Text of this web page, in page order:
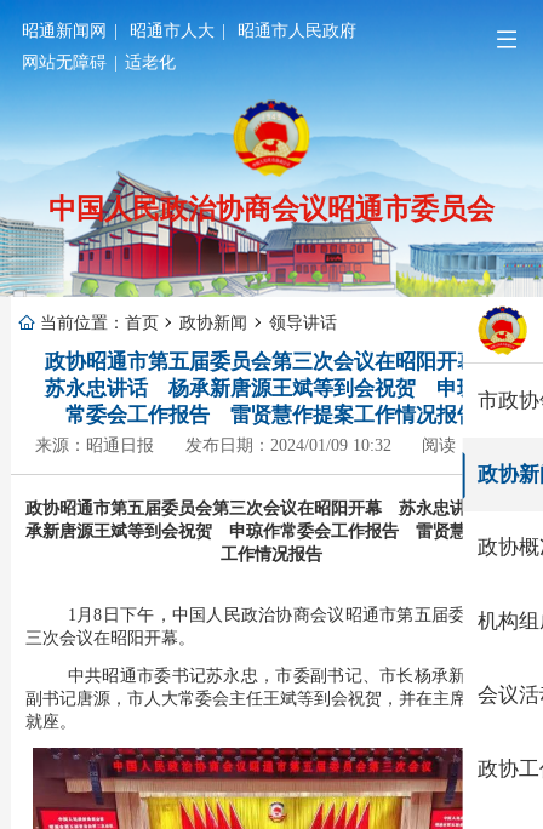
昭通新闻网 | 昭通市人大 |
昭通市人民政府
网站无障碍 | 适老化
中国人民政治协商会议昭通市委员会
市政
政协新
政协概
机构组
会议活
政协工
当前位置： 首页 政协新闻 领导讲话
政协昭通市第五届委员会第三次会议在昭阳开幕
苏永忠讲话 杨承新唐源王斌等到会祝贺 申琼作
常委会工作报告 雷贤慧作提案工作情况报告
来源：昭通日报 发布日期：2024/01/09 10:32 阅读：1795
政协昭通市第五届委员会第三次会议在昭阳开幕 苏永忠讲话 杨
承新唐源王斌等到会祝贺 申琼作常委会工作报告 雷贤慧作提案
工作情况报告
1月8日下午，中国人民政治协商会议昭通市第五届委员会第
三次会议在昭阳开幕。
中共昭通市委书记苏永忠，市委副书记、市长杨承新，市委
副书记唐源，市人大常委会主任王斌等到会祝贺，并在主席台前排
就座。